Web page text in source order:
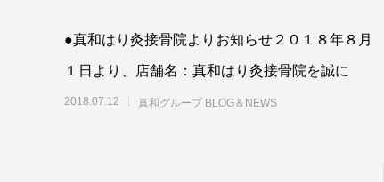
●真和はり灸接骨院よりお知らせ２０１８年８月
１日より、店舗名：真和はり灸接骨院を誠に
2018.07.12 真和グループ BLOG＆NEWS